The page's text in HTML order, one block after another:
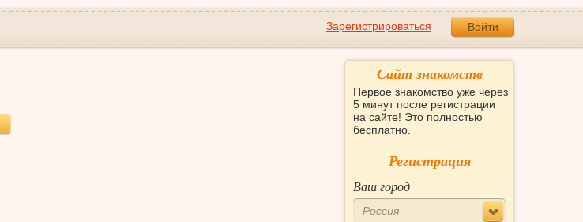
Зарегистрироваться Войти
Сайт знакомств
Первое знакомство уже через
5 минут после регистрации
на сайте! Это полностью
бесплатно.
Регистрация
Ваш город
Россия